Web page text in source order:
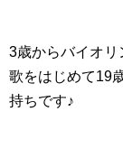
3歳からバイオ
歌をはじめて19
持ちです♪